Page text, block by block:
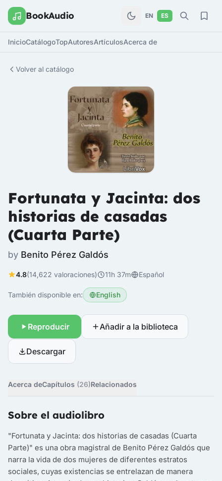
BookAudio EN ES
InicioCatálogoTopAutoresArtículosAcerca de
Volver al catálogo
Fortunata y Jacinta: dos
historias de casadas
(Cuarta Parte)
by Benito Pérez Galdós
4.8(14,622 valoraciones) 11h 37m Español
También disponible en: English
Reproducir Añadir a la biblioteca
Descargar
Acerca deCapítulos (26)Relacionados
Sobre el audiolibro
"Fortunata y Jacinta: dos historias de casadas (Cuarta
Parte)" es una obra magistral de Benito Pérez Galdós que
narra la vida de dos mujeres de diferentes estratos
sociales, cuyas existencias se entrelazan de manera